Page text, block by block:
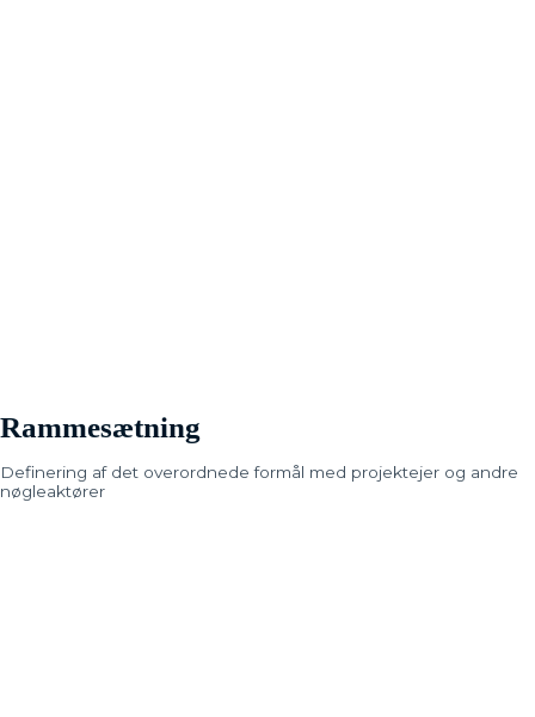
Rammesætning
Definering af det overordnede formål med projektejer og andre
nøgleaktører